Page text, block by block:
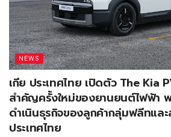
NEWS
เกีย ประเทศไทย เปิดตัว The Kia
สำคัญครั้งใหม่ของยานยนต์ไฟฟ้า
ดำเนินธุรกิจของลูกค้ากลุ่มฟลีทแล
ประเทศไทย